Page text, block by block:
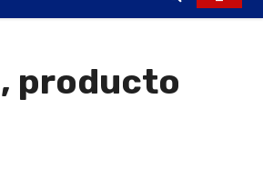
producto